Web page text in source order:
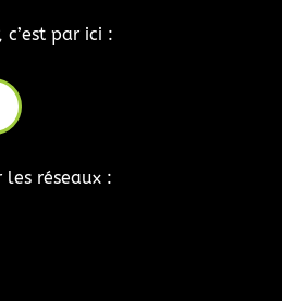
c’est par ici :
les réseaux :